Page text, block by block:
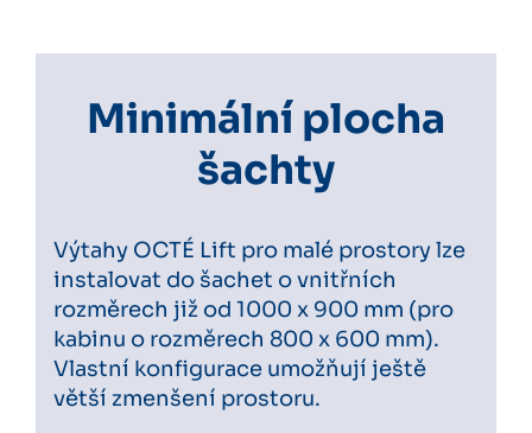
Minimální plocha
šachty
Výtahy OCTÉ Lift pro malé prostory lze
instalovat do šachet o vnitřních
rozměrech již od 1000 x 900 mm (pro
kabinu o rozměrech 800 x 600 mm).
Vlastní konfigurace umožňují ještě
větší zmenšení prostoru.